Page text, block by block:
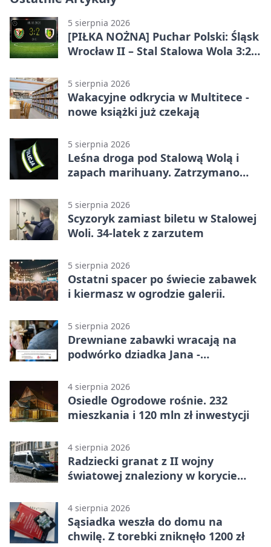
5 sierpnia 2026
[PIŁKA NOŻNA] Puchar Polski: Śląsk
Wrocław II – Stal Stalowa Wola 3:2
5 sierpnia 2026
Wakacyjne odkrycia w Multitece -
nowe książki już czekają
5 sierpnia 2026
Leśna droga pod Stalową Wolą i
zapach marihuany. Zatrzymano
5 sierpnia 2026
Scyzoryk zamiast biletu w Stalowej
Woli. 34-latek z zarzutem
5 sierpnia 2026
Ostatni spacer po świecie zabawek
i kiermasz w ogrodzie galerii.
5 sierpnia 2026
Drewniane zabawki wracają na
podwórko dziadka Jana -
4 sierpnia 2026
Osiedle Ogrodowe rośnie. 232
mieszkania i 120 mln zł inwestycji
4 sierpnia 2026
Radziecki granat z II wojny
światowej znaleziony w korycie
4 sierpnia 2026
Sąsiadka weszła do domu na
chwilę. Z torebki zniknęło 1200 zł